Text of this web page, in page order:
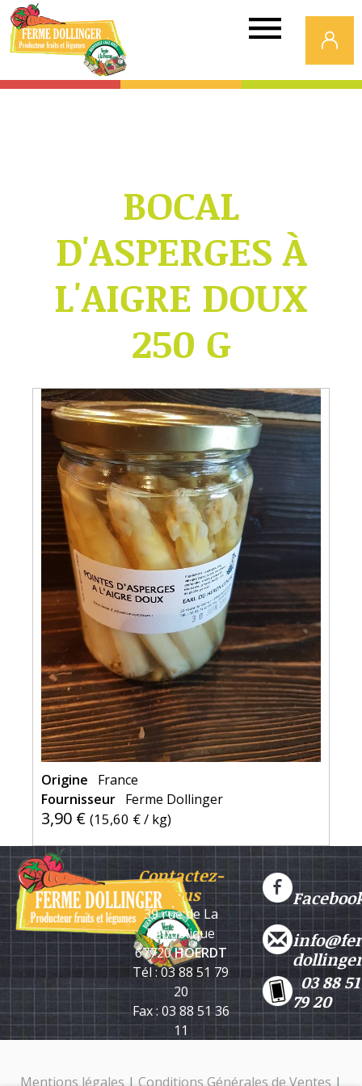
BOCAL
D'ASPERGES À
L'AIGRE DOUX
250 G
Origine
France
Fournisseur Ferme Dollinger
3,90 € (15,60 €/ kg)
Contactez-
nous
39 rue de La
République
67720HOERDT
Tél : 03 88 51 79
20
Fax : 03 88 51 36
11
03 88 51
79 20
Mentions légales | Conditions Générales de Ventes |